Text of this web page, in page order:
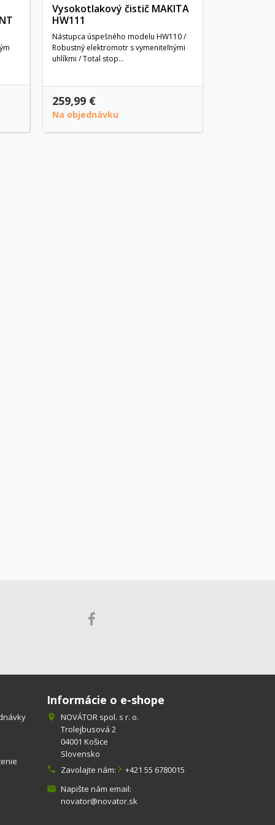
Vysokotlakový čistič MAKITA
HW111
Nástupca úspešného modelu HW110 /
Robustný elektromotr s vymeniteľnými
uhlíkmi / Total stop...
259,99 €
Na objednávku
Informácie o e-shope

NOVÁTOR spol. s r. o.
Trolejbusová 2
04001 Košice
Slovensko
 Zavolajte nám: +421 55 6780015
 Napište nám email:
novator@novator.sk